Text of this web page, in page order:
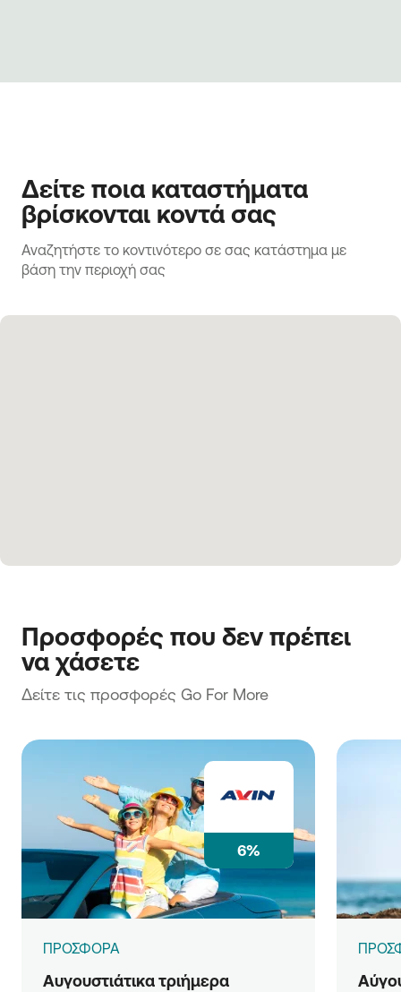
Δείτε ποια καταστήματα
βρίσκονται κοντά σας
Αναζητήστε το κοντινότερο σε σας κατάστημα με
βάση την περιοχή σας
Προσφορές που δεν πρέπει
να χάσετε
Δείτε τις προσφορές Go For More
6%
ΠΡΟΣΦΟΡΑ
Αυγουστιάτικα τριήμερα